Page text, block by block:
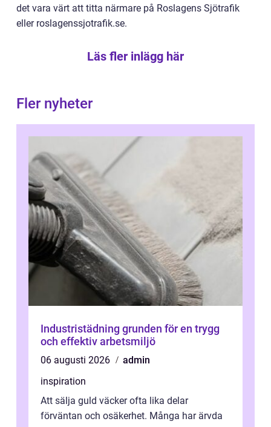
det vara värt att titta närmare på Roslagens Sjötrafik
eller roslagenssjotrafik.se.
Läs fler inlägg här
Fler nyheter
Industristädning grunden för en trygg
och effektiv arbetsmiljö
06 augusti 2026
admin
inspiration
Att sälja guld väcker ofta lika delar
förväntan och osäkerhet. Många har ärvda